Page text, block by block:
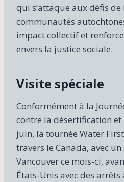
qui s’attaque aux défis de
communautés
impact collectif et
envers la justice sociale.
Visite spéciale
Conformément à la
contre la désertification et
juin, la tournée Water First
travers le Canada, avec
Vancouver ce mois-ci,
États-Unis avec des arrêts